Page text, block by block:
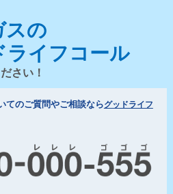
スの
ライフコール
さい！
てのご質問やご相談ならグッドライフ